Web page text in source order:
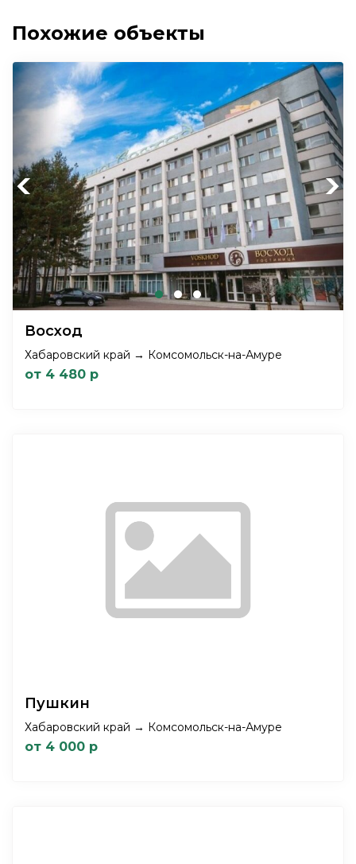
Похожие объекты
Previous Next
Восход
Хабаровский край → Комсомольск-на-Амуре
от 4 480 р
Пушкин
Хабаровский край → Комсомольск-на-Амуре
от 4 000 р